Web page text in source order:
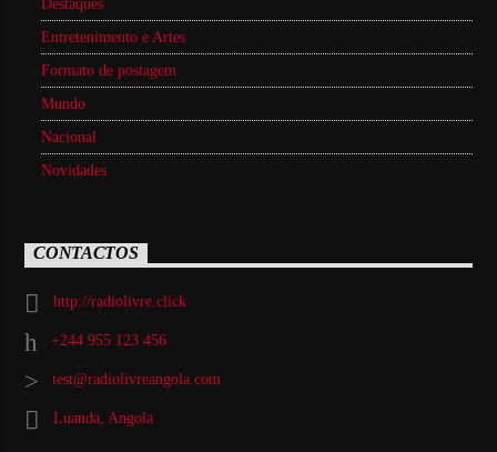
Destaques
Entretenimento e Artes
Formato de postagem
Mundo
Nacional
Novidades
CONTACTOS
http://radiolivre.click
+244 955 123 456
test@radiolivreangola.com
Luanda, Angola